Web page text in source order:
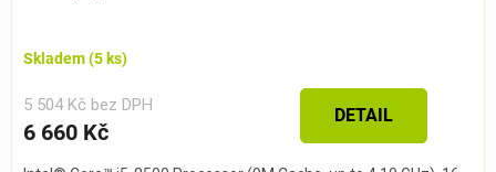
Skladem(5 ks)
5 504 Kč bez DPH
6 660 Kč
DETAIL